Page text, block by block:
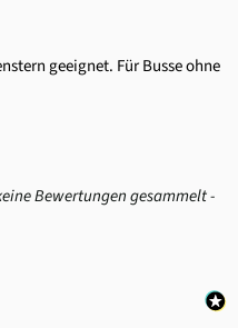
geeignet. Für Busse ohne
Bewertungen gesammelt -